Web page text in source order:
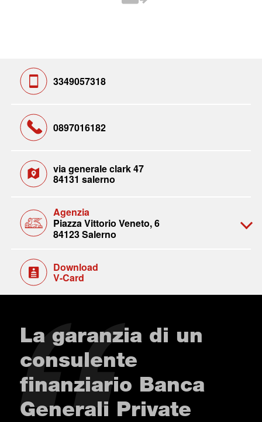
3349057318
0897016182
via generale clark 47
84131 salerno
Agenzia
Piazza Vittorio Veneto, 6
84123 Salerno
Download
V-Card
La garanzia di un
consulente
finanziario Banca
Generali Private